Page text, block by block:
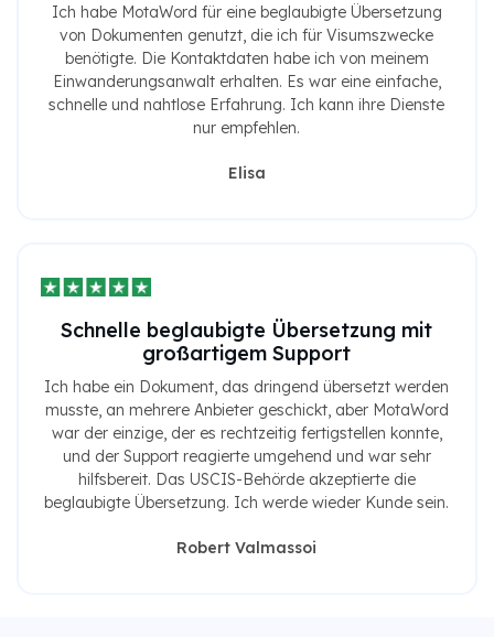
Ich habe MotaWord für eine beglaubigte Übersetzung
von Dokumenten genutzt, die ich für Visumszwecke
benötigte. Die Kontaktdaten habe ich von meinem
Einwanderungsanwalt erhalten. Es war eine einfache,
schnelle und nahtlose Erfahrung. Ich kann ihre Dienste
nur empfehlen.
Elisa
Schnelle beglaubigte Übersetzung mit
großartigem Support
Ich habe ein Dokument, das dringend übersetzt werden
musste, an mehrere Anbieter geschickt, aber MotaWord
war der einzige, der es rechtzeitig fertigstellen konnte,
und der Support reagierte umgehend und war sehr
hilfsbereit. Das USCIS-Behörde akzeptierte die
beglaubigte Übersetzung. Ich werde wieder Kunde sein.
Robert Valmassoi